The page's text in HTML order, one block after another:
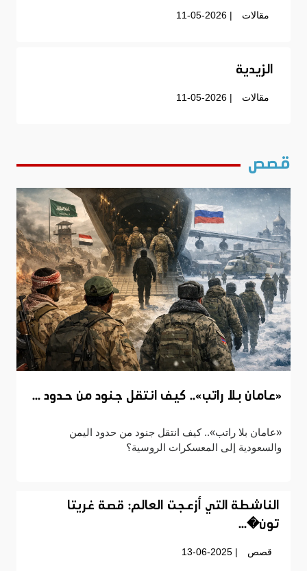
مقالات | 11-05-2026
الزيدية
مقالات | 11-05-2026
قصص
«عامان بلا راتب».. كيف انتقل جنود من حدود ...
«عامان بلا راتب».. كيف انتقل جنود من حدود اليمن
والسعودية إلى المعسكرات الروسية؟
الناشطة التي أزعجت العالم: قصة غريتا
تون�...
قصص | 13-06-2025